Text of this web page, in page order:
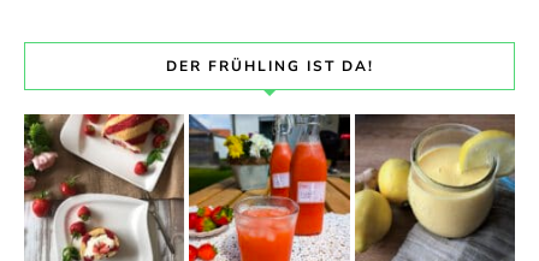
DER FRÜHLING IST DA!